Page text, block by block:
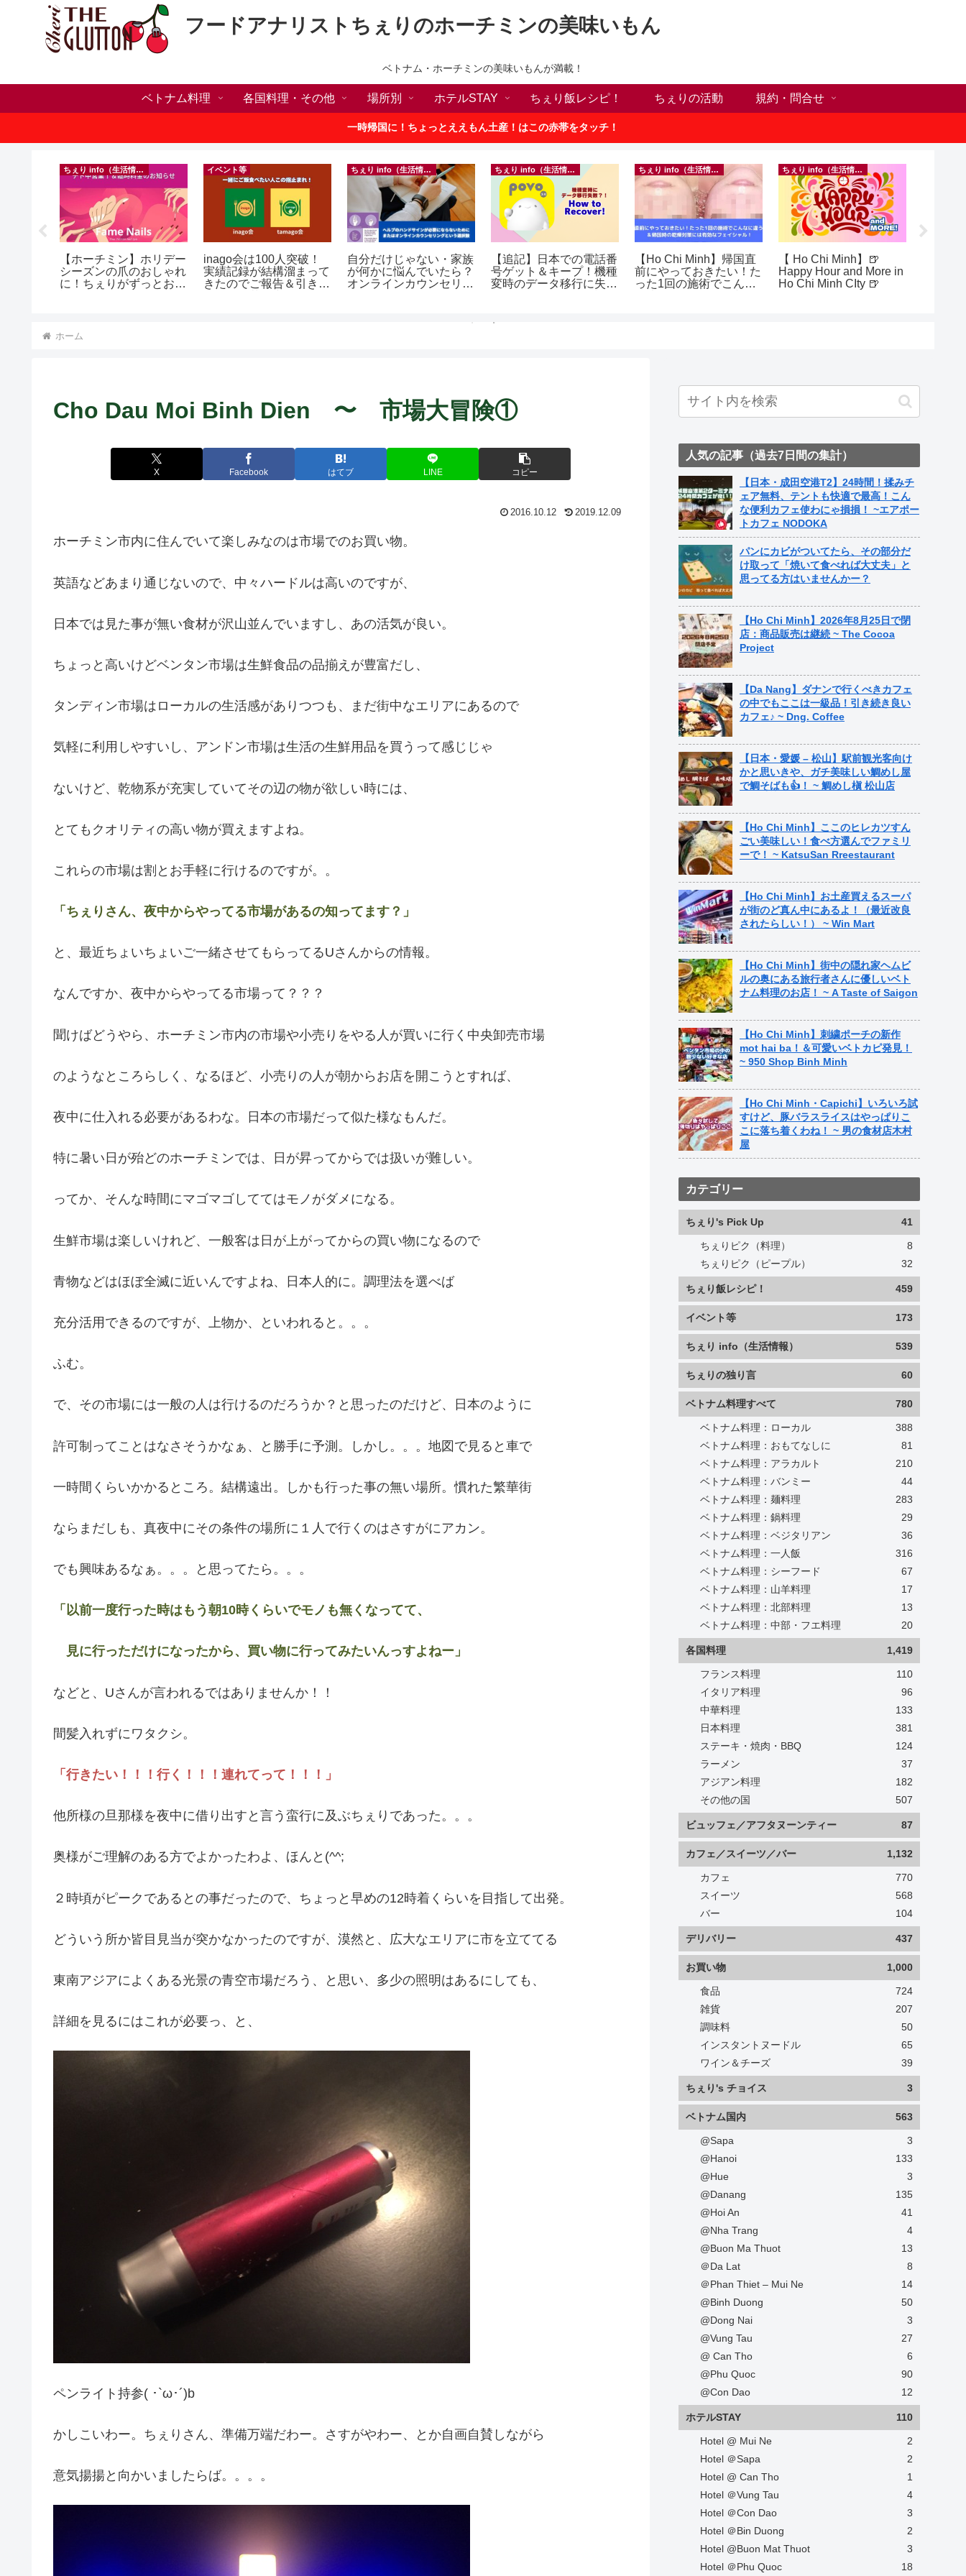
フードアナリストちぇりのホーチミンの美味いもん
ベトナム・ホーチミンの美味いもんが満載！
ベトナム料理 各国料理・その他 場所別 ホテルSTAY ちぇり飯レシピ！ ちぇりの活動 規約・問合せ
一時帰国に！ちょっとええもん土産！はこの赤帯をタッチ！
ちぇり info（生活情報）
【ホーチミン】ホリデー
シーズンの爪のおしゃれ
に！ちぇりがずっとお世
ト中営業予定追記） ~
イベント等
inago会は100人突破！
実績記録が結構溜まって
きたのでご報告＆引き続
ちぇり info（生活情報）
自分だけじゃない・家族
が何かに悩んでいたら？
オンラインカウンセリン
ちぇり info（生活情報）
【追記】日本での電話番
号ゲット＆キープ！機種
変時のデータ移行に失敗
ちぇり info（生活情報）
【Ho Chi Minh】帰国直
前にやっておきたい！た
った1回の施術でこんな
ちぇり info（生活情報）
【 Ho Chi Minh】🍺
Happy Hour and More in
Ho Chi Minh CIty 🍺
ホーム
Cho Dau Moi Binh Dien 〜 市場大冒険①
X Facebook はてブ LINE コピー
2016.10.12 2019.12.09
ホーチミン市内に住んでいて楽しみなのは市場でのお買い物。
英語などあまり通じないので、中々ハードルは高いのですが、
日本では見た事が無い食材が沢山並んでいますし、あの活気が良い。
ちょっと高いけどベンタン市場は生鮮食品の品揃えが豊富だし、
タンディン市場はローカルの生活感がありつつも、まだ街中なエリアにあるので
気軽に利用しやすいし、アンドン市場は生活の生鮮用品を買うって感じじゃ
ないけど、乾物系が充実していてその辺の物が欲しい時には、
とてもクオリティの高い物が買えますよね。
これらの市場は割とお手軽に行けるのですが。。
「ちぇりさん、夜中からやってる市場があるの知ってます？」
と、最近ちょいちょいご一緒させてもらってるUさんからの情報。
なんですか、夜中からやってる市場って？？？
聞けばどうやら、ホーチミン市内の市場や小売りをやる人が買いに行く中央卸売市場
のようなところらしく、なるほど、小売りの人が朝からお店を開こうとすれば、
夜中に仕入れる必要があるわな。日本の市場だって似た様なもんだ。
特に暑い日が殆どのホーチミンでは、日が昇ってからでは扱いが難しい。
ってか、そんな時間にマゴマゴしててはモノがダメになる。
生鮮市場は楽しいけれど、一般客は日が上がってからの買い物になるので
青物などはほぼ全滅に近いんですよね、日本人的に。調理法を選べば
充分活用できるのですが、上物か、といわれると。。。
ふむ。
で、その市場には一般の人は行けるのだろうか？と思ったのだけど、日本のように
許可制ってことはなさそうかなぁ、と勝手に予測。しかし。。。地図で見ると車で
一時間くらいかかるところ。結構遠出。しかも行った事の無い場所。慣れた繁華街
ならまだしも、真夜中にその条件の場所に１人で行くのはさすがにアカン。
でも興味あるなぁ。。。と思ってたら。。。
「以前一度行った時はもう朝10時くらいでモノも無くなってて、
見に行っただけになったから、買い物に行ってみたいんっすよねー」
などと、Uさんが言われるではありませんか！！
間髪入れずにワタクシ。
「行きたい！！！行く！！！連れてって！！！」
他所様の旦那様を夜中に借り出すと言う蛮行に及ぶちぇりであった。。。
奥様がご理解のある方でよかったわよ、ほんと(^^;
２時頃がピークであるとの事だったので、ちょっと早めの12時着くらいを目指して出発。
どういう所か皆目見当が突かなかったのですが、漠然と、広大なエリアに市を立ててる
東南アジアによくある光景の青空市場だろう、と思い、多少の照明はあるにしても、
詳細を見るにはこれが必要っ、と、
ペンライト持参( ･`ω･´)b
かしこいわー。ちぇりさん、準備万端だわー。さすがやわー、とか自画自賛しながら
意気揚揚と向かいましたらば。。。。
人気の記事（過去7日間の集計）
【日本・成田空港T2】24時間！揉みチ
ェア無料、テントも快適で最高！こん
な便利カフェ使わにゃ損損！ ~エアポー
トカフェ NODOKA
パンにカビがついてたら、その部分だ
け取って「焼いて食べれば大丈夫」と
思ってる方はいませんかー？
【Ho Chi Minh】2026年8月25日で閉
店：商品販売は継続 ~ The Cocoa
Project
【Da Nang】ダナンで行くべきカフェ
の中でもここは一級品！引き続き良い
カフェ♪ ~ Dng. Coffee
【日本・愛媛 – 松山】駅前観光客向け
かと思いきや、ガチ美味しい鯛めし屋
で鯛そばも👍！ ~ 鯛めし槇 松山店
【Ho Chi Minh】ここのヒレカツすん
ごい美味しい！食べ方選んでファミリ
ーで！ ~ KatsuSan Rreestaurant
【Ho Chi Minh】お土産買えるスーパ
が街のど真ん中にあるよ！（最近改良
されたらしい！） ~ Win Mart
【Ho Chi Minh】街中の隠れ家ヘムビ
ルの奥にある旅行者さんに優しいベト
ナム料理のお店！ ~ A Taste of Saigon
【Ho Chi Minh】刺繍ポーチの新作
mot hai ba！＆可愛いベトカピ発見！
~ 950 Shop Binh Minh
【Ho Chi Minh・Capichi】いろいろ試
すけど、豚バラスライスはやっぱりこ
こに落ち着くわね！ ~ 男の食材店木村
屋
カテゴリー
ちぇり's Pick Up 41
ちぇりピク（料理）
8
ちぇりピク（ピープル）
32
ちぇり飯レシピ！ 459
イベント等 173
ちぇり info（生活情報） 539
ちぇりの独り言 60
ベトナム料理すべて 780
ベトナム料理：ローカル
388
ベトナム料理：おもてなしに
81
ベトナム料理：アラカルト
210
ベトナム料理：バンミー
44
ベトナム料理：麺料理
283
ベトナム料理：鍋料理
29
ベトナム料理：ベジタリアン
36
ベトナム料理：一人飯
316
ベトナム料理：シーフード
67
ベトナム料理：山羊料理
17
ベトナム料理：北部料理
13
ベトナム料理：中部・フエ料理
20
各国料理 1,419
フランス料理
110
イタリア料理
96
中華料理
133
日本料理
381
ステーキ・焼肉・BBQ
124
ラーメン
37
アジアン料理
182
その他の国
507
ビュッフェ／アフタヌーンティー 87
カフェ／スイーツ／バー 1,132
カフェ
770
スイーツ
568
バー
104
デリバリー 437
お買い物 1,000
食品
724
雑貨
207
調味料
50
インスタントヌードル
65
ワイン＆チーズ
39
ちぇり's チョイス 3
ベトナム国内 563
@Sapa
3
@Hanoi
133
@Hue
3
@Danang
135
@Hoi An
41
@Nha Trang
4
@Buon Ma Thuot
13
＠Da Lat
8
＠Phan Thiet – Mui Ne
14
@Binh Duong
50
@Dong Nai
3
@Vung Tau
27
@ Can Tho
6
@Phu Quoc
90
@Con Dao
12
ホテルSTAY 110
Hotel @ Mui Ne
2
Hotel ＠Sapa
2
Hotel @ Can Tho
1
Hotel ＠Vung Tau
4
Hotel ＠Con Dao
3
Hotel ＠Bin Duong
2
Hotel @Buon Mat Thuot
3
Hotel ＠Phu Quoc
18